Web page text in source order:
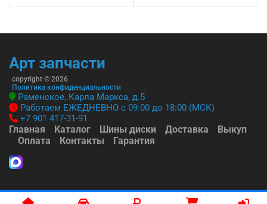
--> -->
Арт запчасти
copyright © 2026
Политика конфиденциальности
Раменское, Карла Маркса, д.5
Работаем ЕЖЕДНЕВНО с 09:00 до 18:00 (МСК)
+7 901 417-31-91
Главная Каталог Шины диски Доставка
Выкуп
Оплата
Контакты Гарантия